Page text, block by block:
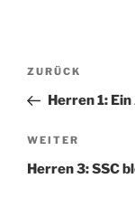
e
r
a
t
Vorheriger
Beitrag
ZURÜCK
Herren 1:
Nächster
Beitrag
WEITER
Herren 3: SSC